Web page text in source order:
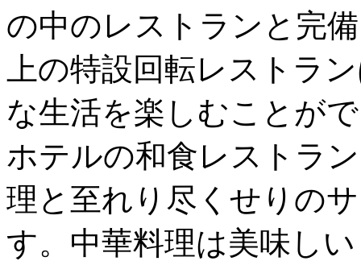
の中のレストランと完
上の特設回転レストラ
な生活を楽しむことが
ホテルの和食レストラ
理と至れり尽くせりの
す。中華料理は美味し